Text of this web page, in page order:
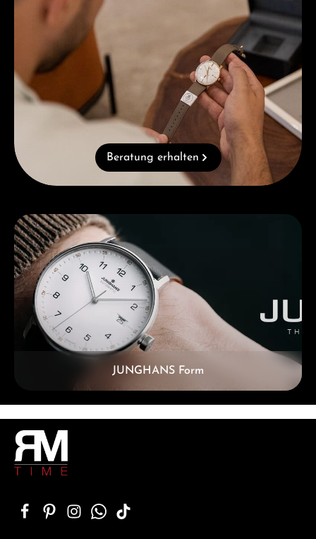
Beratung erhalten
Kategoriegalerie überspringen
JUNGHANS Form